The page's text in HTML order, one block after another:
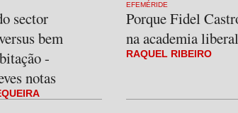
sector
bem
-
notas
EFEMÉRIDE
Porque Fidel
na academia
RAQUEL RIBEIRO